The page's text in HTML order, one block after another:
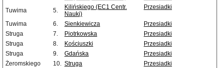
Tuwima
5.
Kilińskiego (EC1 Centr.
Nauki)
Przesiadki
Tuwima 6. Sienkiewicza
Przesiadki
Struga
7. Piotrkowska
Przesiadki
Struga
8. Kościuszki
Przesiadki
Struga
9. Gdańska
Przesiadki
Żeromskiego
10. Struga
Przesiadki